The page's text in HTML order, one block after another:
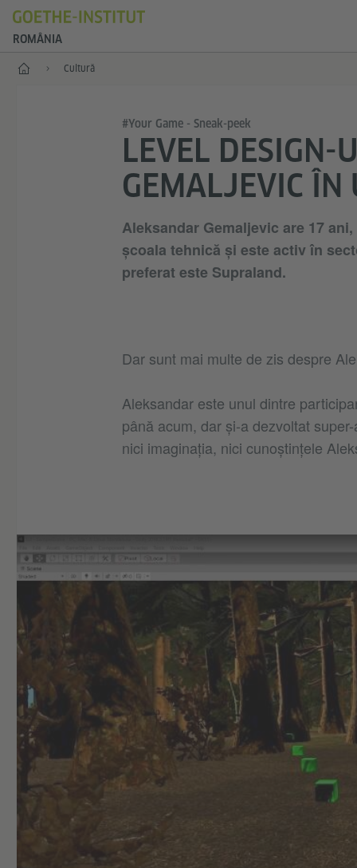
ROMÂNIA
Start Cultură
#Your Game - Sneak-peek
LEVEL DESIGN-
GEMALJEVIC ÎN
Aleksandar Gemaljevic are 17
școala tehnică și este activ în
preferat este Supraland.
Dar sunt mai multe de zis despre
Aleksandar este unul dintre
până acum, dar și-a dezvoltat
nici imaginația, nici cunoștințele